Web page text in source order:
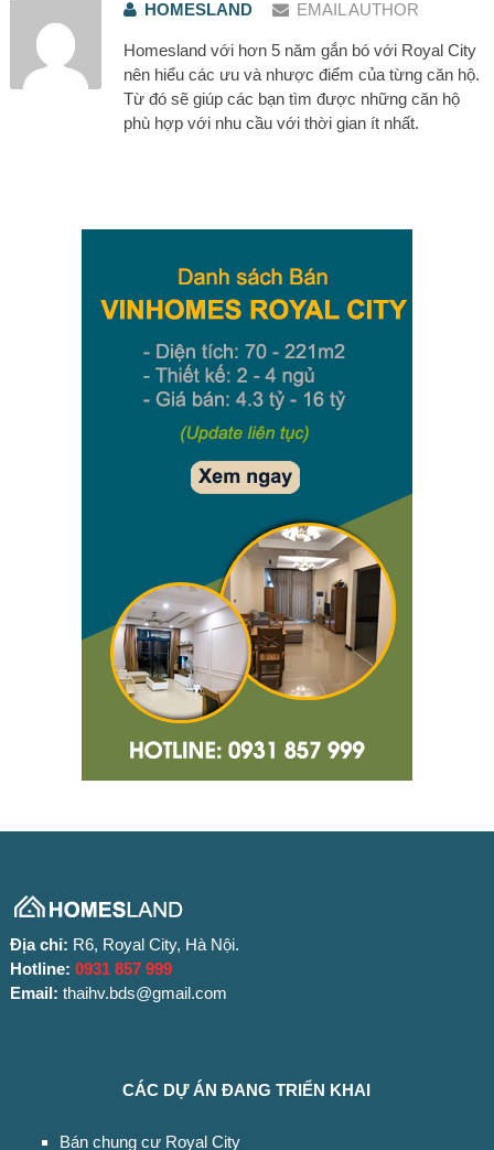
HOMESLAND EMAIL AUTHOR
Homesland với hơn 5 năm gắn bó với Royal City
nên hiểu các ưu và nhược điểm của từng căn hộ.
Từ đó sẽ giúp các bạn tìm được những căn hộ
phù hợp với nhu cầu với thời gian ít nhất.
Địa chỉ: R6, Royal City, Hà Nội.
Hotline: 0931 857 999
Email: thaihv.bds@gmail.com
CÁC DỰ ÁN ĐANG TRIỂN KHAI
Bán chung cư Royal City